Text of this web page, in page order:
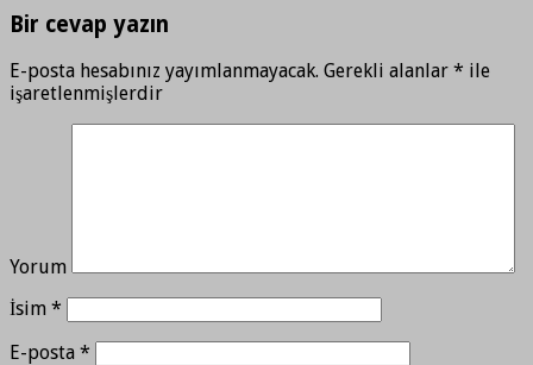
Bir cevap yazın
E-posta hesabınız yayımlanmayacak. Gerekli alanlar * ile
işaretlenmişlerdir
Yorum
İsim *
E-posta *